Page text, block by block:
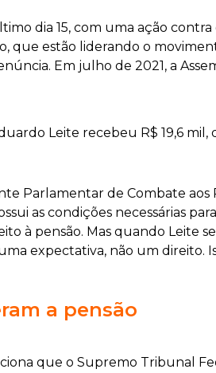
dia 15, com uma ação
que estão liderando o
Em julho de 2021, a
Leite recebeu R$ 19,6
Parlamentar de Combate
as condições necessárias
à pensão. Mas quando Leite
expectativa, não um
a pensão
que o Supremo Tribunal